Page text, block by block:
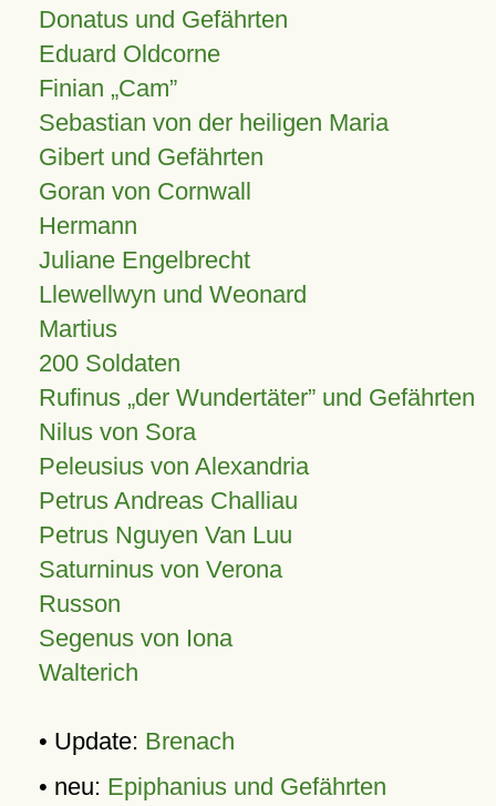
Donatus und Gefährten
Eduard Oldcorne
Finian Cam
Sebastian von der heiligen Maria
Gibert und Gefährten
Goran von Cornwall
Hermann
Juliane Engelbrecht
Llewellwyn und Weonard
Martius
200 Soldaten
Rufinus „der Wundertäter” und Gefährten
Nilus von Sora
Peleusius von Alexandria
Petrus Andreas Challiau
Petrus Nguyen Van Luu
Saturninus von Verona
Russon
Segenus von Iona
Walterich
• Update: Brenach
• neu: Epiphanius und Gefährten